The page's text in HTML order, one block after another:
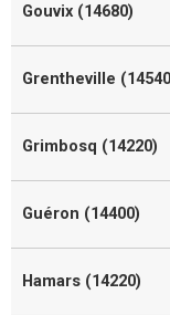
Gouvix (14680)
Grentheville
Grimbosq (14220)
Guéron (14400)
Hamars (14220)